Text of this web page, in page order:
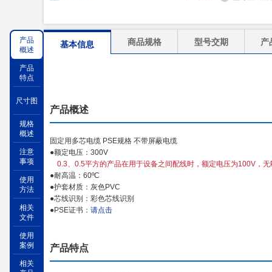
基本信息 商品规格 型号交期 产
产品概述
固定用多芯电缆 PSE规格 不带屏蔽电缆
●额定电压：300V
0.3、0.5平方的产品在用于设备之间配线时，额定电压为100V，无
●耐高温：60ºC
●护套材质：灰色PVC
●芯线识别：彩色芯线识别
●PSE证书： 请点击
产品特点
产品
概述
产品
特点
尺寸图
规格
概述
注意
事项
使用
方法
相关
文件
使用
案例
相关